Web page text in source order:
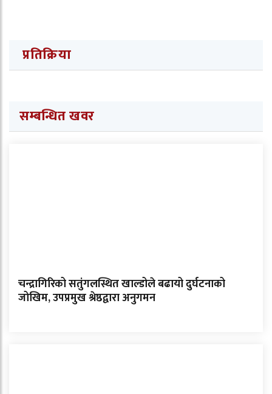
प्रतिक्रिया
सम्बन्धित खवर
चन्द्रागिरिको सतुंगलस्थित खाल्डोले बढायो दुर्घटनाको
जोखिम, उपप्रमुख श्रेष्ठद्वारा अनुगमन